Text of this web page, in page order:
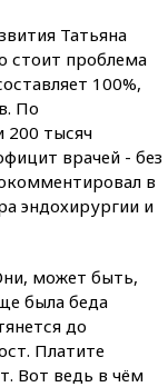
Татьяна
стоит проблема
100%,
По
200 тысяч
врачей - без
в
эндохирургии и
может быть,
была беда
до
Платите
Вот ведь в чём